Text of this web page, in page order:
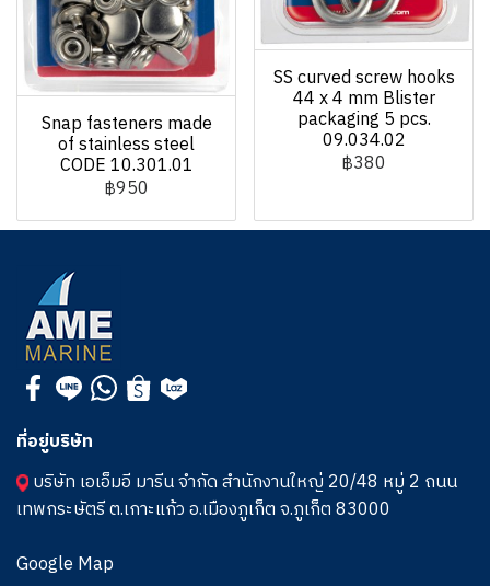
Snap fasteners made
of stainless steel
CODE 10.301.01
฿950
SS curved screw hooks
44 x 4 mm Blister
packaging 5 pcs.
09.034.02
฿380
ที่อยู่บริษัท
บริษัท เอเอ็มอี มารีน จำกัด สำนักงานใหญ่ 20/48 หมู่ 2 ถนน
เทพกระษัตรี ต.เกาะแก้ว อ.เมืองภูเก็ต จ.ภูเก็ต 83000
Google Map